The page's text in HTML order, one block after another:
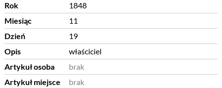
Rok
1848
Miesiąc
11
Dzień
19
Opis
właściciel
Artykuł osoba
brak
Artykuł miejsce
brak